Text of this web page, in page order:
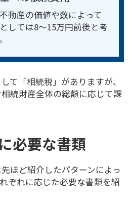
動産の価値や数によって
しては8～15万円前後と考
て「相続税」がありますが、
続財産全体の総額に応じて課
必要な書類
ほど紹介したパターンによっ
ぞれに応じた必要な書類を紹